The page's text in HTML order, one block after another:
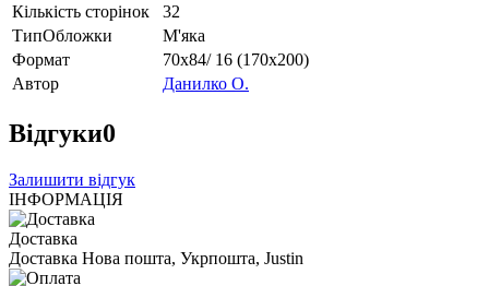
Кількість сторінок
32
ТипОбложки
М'яка
Формат
70х84/ 16 (170х200)
Автор
Данилко О.
Відгуки0
Залишити відгук
ІНФОРМАЦІЯ
Доставка
Доставка Нова пошта, Укрпошта, Justin